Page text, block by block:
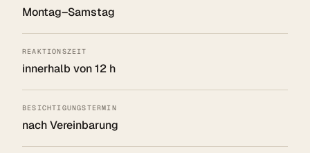
Montag–Samstag
REAKTIONSZEIT
innerhalb von 12 h
BESICHTIGUNGSTERMIN
nach Vereinbarung